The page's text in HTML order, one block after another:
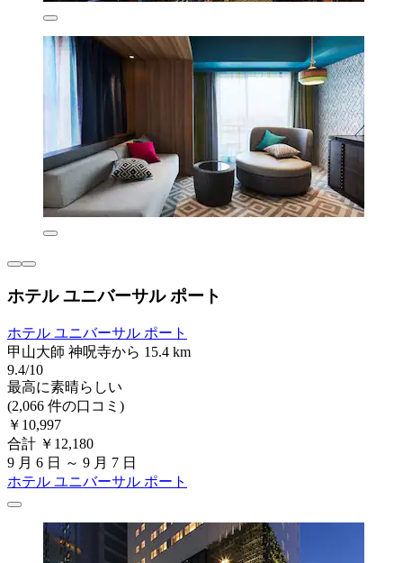
ホテル ユニバーサル ポート
ホテル ユニバーサル ポート
甲山大師 神呪寺から 15.4 km
9.4/10
最高に素晴らしい
(2,066 件の口コミ)
￥10,997
合計 ￥12,180
9 月 6 日 ～ 9 月 7 日
ホテル ユニバーサル ポート